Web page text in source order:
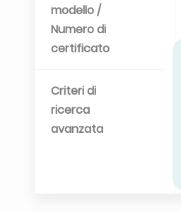
modello /
Numero di
certificato
Criteri di
ricerca
avanzata